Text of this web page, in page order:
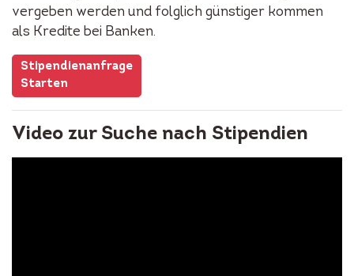
vergeben werden und folglich günstiger kommen
als Kredite bei Banken.
Stipendienanfrage
Starten
Video zur Suche nach Stipendien